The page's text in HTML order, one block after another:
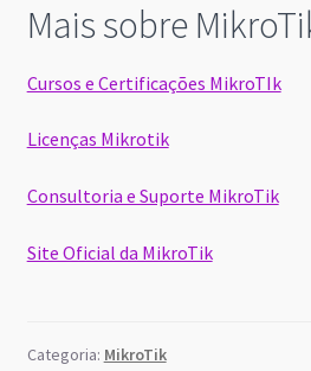
Mais sobre
Cursos e Certificações MikroTIk
Licenças Mikrotik
Consultoria e Suporte MikroTik
Site Oficial da MikroTik
Categoria: MikroTik